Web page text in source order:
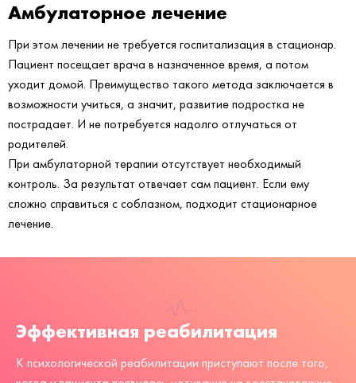
Амбулаторное лечение
При этом лечении не требуется госпитализация в стационар.
Пациент посещает врача в назначенное время, а потом
уходит домой. Преимущество такого метода заключается в
возможности учиться, а значит, развитие подростка не
пострадает. И не потребуется надолго отлучаться от
родителей.
При амбулаторной терапии отсутствует необходимый
контроль. За результат отвечает сам пациент. Если ему
сложно справиться с соблазном, подходит стационарное
лечение.
Эффективная реабилитация
К психологической реабилитации приступают после того,